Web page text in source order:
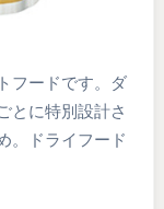
フードです。ダ
とに特別設計さ
。ドライフード